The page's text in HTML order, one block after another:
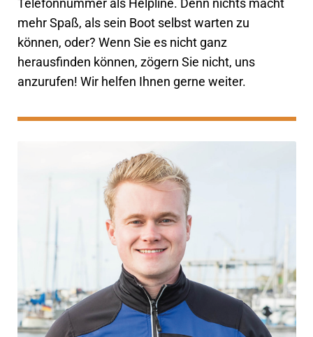
Telefonnummer als Helpline. Denn nichts macht
mehr Spaß, als sein Boot selbst warten zu
können, oder? Wenn Sie es nicht ganz
herausfinden können, zögern Sie nicht, uns
anzurufen! Wir helfen Ihnen gerne weiter.